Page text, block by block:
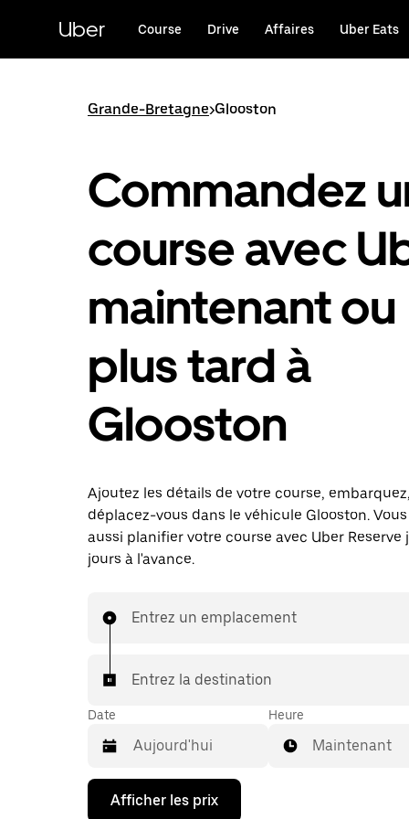
principal
Uber Course Drive Affaires Uber Eats
Grande-Bretagne>Glooston
Commandez
course avec
maintenant ou
plus tard à
Glooston
Ajoutez les détails de votre course,
déplacez-vous dans le véhicule Glooston.
aussi planifier votre course avec Uber Reserve
jours à l'avance.
Entrez un emplacement
Entrez la destination
Date
Appuyez
Heure
Maintenant
Afficher les prix